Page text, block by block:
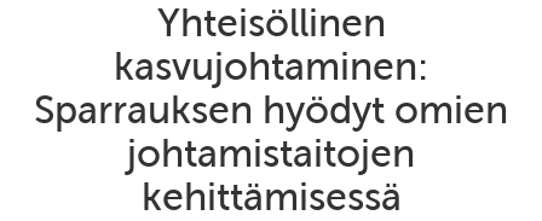
Yhteisöllinen
kasvujohtaminen:
Sparrauksen hyödyt omien
johtamistaitojen
kehittämisessä